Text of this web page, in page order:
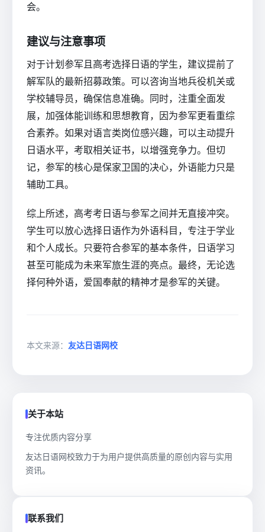
会。
建议与注意事项
对于计划参军且高考选择日语的学生，建议提前了
解军队的最新招募政策。可以咨询当地兵役机关或
学校辅导员，确保信息准确。同时，注重全面发
展，加强体能训练和思想教育，因为参军更看重综
合素养。如果对语言类岗位感兴趣，可以主动提升
日语水平，考取相关证书，以增强竞争力。但切
记，参军的核心是保家卫国的决心，外语能力只是
辅助工具。
综上所述，高考考日语与参军之间并无直接冲突。
学生可以放心选择日语作为外语科目，专注于学业
和个人成长。只要符合参军的基本条件，日语学习
甚至可能成为未来军旅生涯的亮点。最终，无论选
择何种外语，爱国奉献的精神才是参军的关键。
本文来源： 友达日语网校
关于本站
专注优质内容分享
友达日语网校致力于为用户提供高质量的原创内容与实用
资讯。
联系我们